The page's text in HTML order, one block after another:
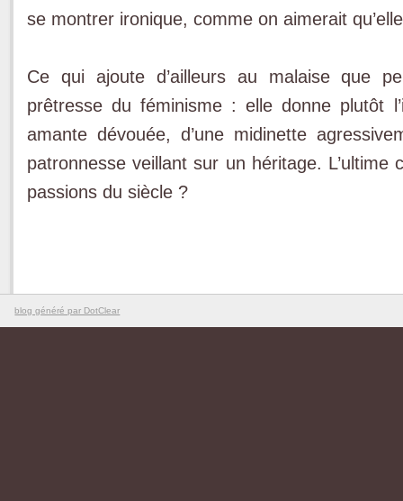
se montrer ironique, comme on aimerait
Ce qui ajoute d’ailleurs au malaise que
prêtresse du féminisme : elle donne plutôt
amante dévouée, d’une midinette
patronnesse veillant sur un héritage.
passions du siècle ?
blog généré par DotClear